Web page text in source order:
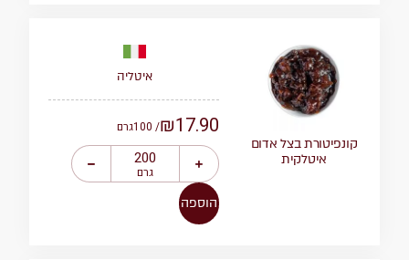
קונפיטורת בצל אדום
איטלקית
איטליה
₪17.90
/ 100 גרם
גרם
הוספה